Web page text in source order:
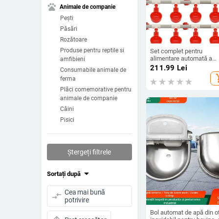
pets Animale de companie
Pești
Păsări
Rozătoare
Produse pentru reptile si
amfibieni
Consumabile animale de
ferma
Plăci comemorative pentru
animale de companie
Câini
Pisici
Ștergeți filtrele
Sortați după arrow_drop_down
compare_arrows Cea mai bună
potrivire
Set complet pentru
alimentare automată a
păsărilor, cu cupă de apă
nipple, fiting PVC în
hrănitor prin țevă și
211.99 Lei
Bol automat de apă din